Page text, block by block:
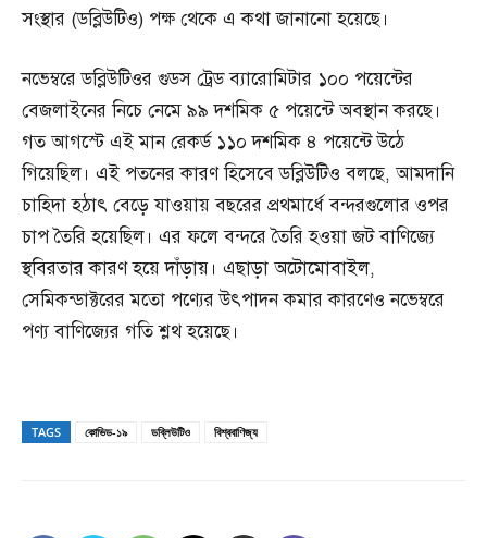
সংস্থার (ডব্লিউটিও) পক্ষ থেকে এ কথা জানানো হয়েছে।
নভেম্বরে ডব্লিউটিওর গুডস ট্রেড ব্যারোমিটার ১০০ পয়েন্টের
বেজলাইনের নিচে নেমে ৯৯ দশমিক ৫ পয়েন্টে অবস্থান করছে।
গত আগস্টে এই মান রেকর্ড ১১০ দশমিক ৪ পয়েন্টে উঠে
গিয়েছিল। এই পতনের কারণ হিসেবে ডব্লিউটিও বলছে, আমদানি
চাহিদা হঠাৎ বেড়ে যাওয়ায় বছরের প্রথমার্ধে বন্দরগুলোর ওপর
চাপ তৈরি হয়েছিল। এর ফলে বন্দরে তৈরি হওয়া জট বাণিজ্যে
স্থবিরতার কারণ হয়ে দাঁড়ায়। এছাড়া অটোমোবাইল,
সেমিকন্ডাক্টরের মতো পণ্যের উৎপাদন কমার কারণেও নভেম্বরে
পণ্য বাণিজ্যের গতি শ্লথ হয়েছে।
TAGS কোভিড-১৯ ডব্লিউটিও বিশ্ববাণিজ্য